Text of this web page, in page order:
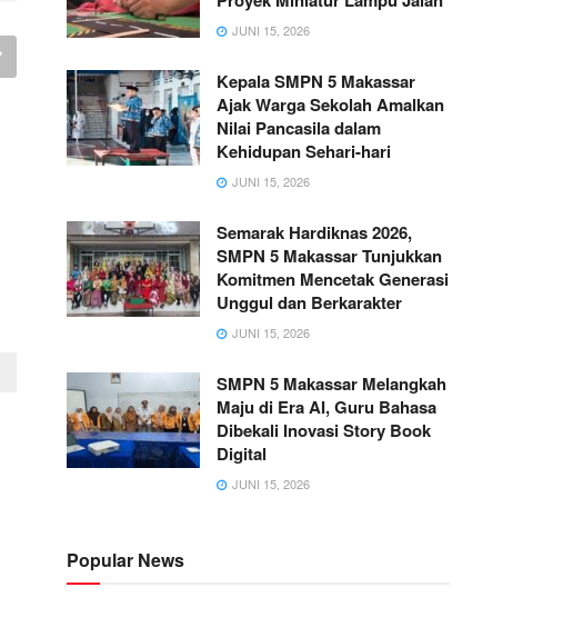
JUNI 15, 2026
Kepala SMPN 5 Makassar
Ajak Warga Sekolah Amalkan
Nilai Pancasila dalam
Kehidupan Sehari-hari
JUNI 15, 2026
Semarak Hardiknas 2026,
SMPN 5 Makassar Tunjukkan
Komitmen Mencetak Generasi
Unggul dan Berkarakter
JUNI 15, 2026
SMPN 5 Makassar Melangkah
Maju di Era AI, Guru Bahasa
Dibekali Inovasi Story Book
Digital
JUNI 15, 2026
Popular News